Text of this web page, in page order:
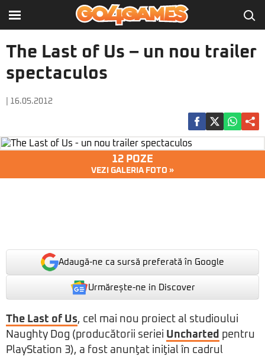
The Last of Us – un nou trailer
spectaculos
| 16.05.2012
12 POZE
VEZI GALERIA FOTO »
Adaugă-ne ca sursă preferată în Google
Urmărește-ne in Discover
The Last of Us, cel mai nou proiect al studioului
Naughty Dog (producătorii seriei Uncharted pentru
PlayStation 3), a fost anunţat iniţial în cadrul